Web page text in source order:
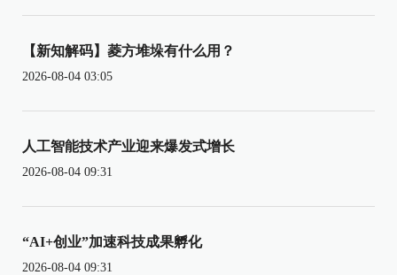
【新知解码】菱方堆垛有什么用？
2026-08-04 03:05
人工智能技术产业迎来爆发式增长
2026-08-04 09:31
“AI+创业”加速科技成果孵化
2026-08-04 09:31